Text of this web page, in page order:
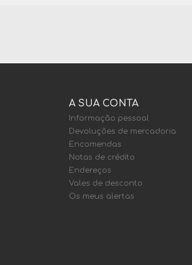
A SUA CONTA
Informação pessoal
Devoluções de mercadoria
Encomendas
Notas de crédito
Endereços
Vales de desconto
Os meus alertas